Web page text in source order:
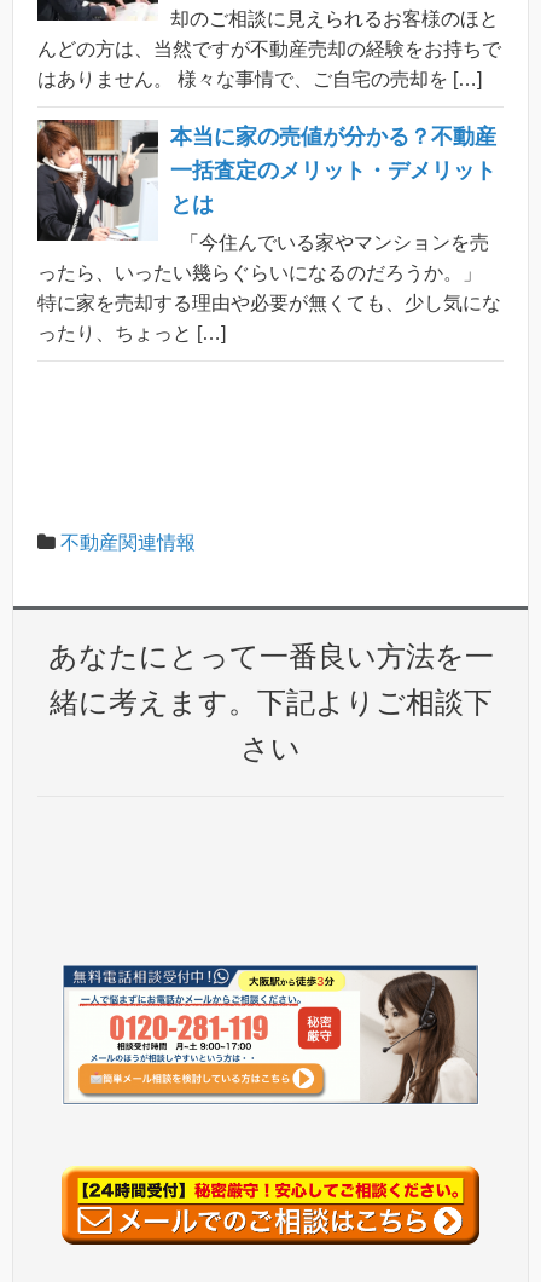
却のご相談に見えられるお客様のほと
んどの方は、当然ですが不動産売却の経験をお持ちで
はありません。 様々な事情で、ご自宅の売却を […]
本当に家の売値が分かる？不動産
一括査定のメリット・デメリット
とは
「今住んでいる家やマンションを売
ったら、いったい幾らぐらいになるのだろうか。」
特に家を売却する理由や必要が無くても、少し気にな
ったり、ちょっと […]
不動産関連情報
あなたにとって一番良い方法を一
緒に考えます。下記よりご相談下
さい